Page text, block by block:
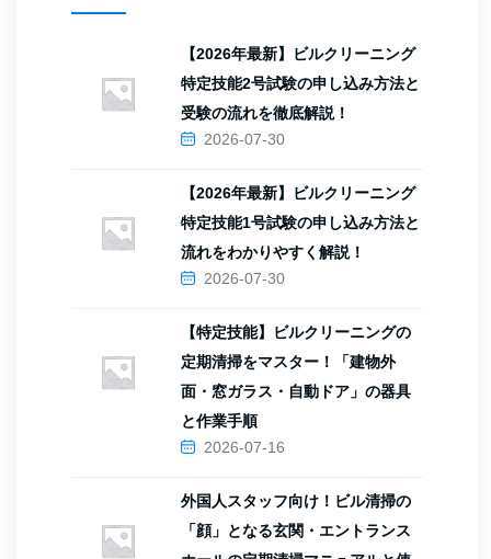
【2026年最新】ビルクリーニング
特定技能2号試験の申し込み方法と
受験の流れを徹底解説！
2026-07-30
【2026年最新】ビルクリーニング
特定技能1号試験の申し込み方法と
流れをわかりやすく解説！
2026-07-30
【特定技能】ビルクリーニングの
定期清掃をマスター！「建物外
面・窓ガラス・自動ドア」の器具
と作業手順
2026-07-16
外国人スタッフ向け！ビル清掃の
「顔」となる玄関・エントランス